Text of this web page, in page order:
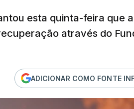
esta quinta-feira que
através do
ADICIONAR COMO FONTE